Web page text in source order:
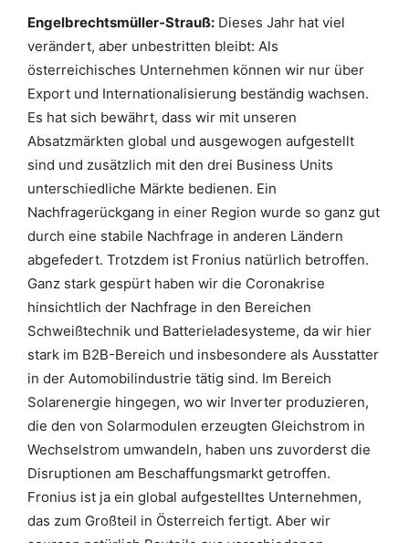
Engelbrechtsmüller-Strauß: Dieses Jahr hat viel
verändert, aber unbestritten bleibt: Als
österreichisches Unternehmen können wir nur über
Export und Internationalisierung beständig wachsen.
Es hat sich bewährt, dass wir mit unseren
Absatzmärkten global und ausgewogen aufgestellt
sind und zusätzlich mit den drei Business Units
unterschiedliche Märkte bedienen. Ein
Nachfragerückgang in einer Region wurde so ganz gut
durch eine stabile Nachfrage in anderen Ländern
abgefedert. Trotzdem ist Fronius natürlich betroffen.
Ganz stark gespürt haben wir die Coronakrise
hinsichtlich der Nachfrage in den Bereichen
Schweißtechnik und Batterieladesysteme, da wir hier
stark im B2B-Bereich und insbesondere als Ausstatter
in der Automobilindustrie tätig sind. Im Bereich
Solarenergie hingegen, wo wir Inverter produzieren,
die den von Solarmodulen erzeugten Gleichstrom in
Wechselstrom umwandeln, haben uns zuvorderst die
Disruptionen am Beschaffungsmarkt getroffen.
Fronius ist ja ein global aufgestelltes Unternehmen,
das zum Großteil in Österreich fertigt. Aber wir